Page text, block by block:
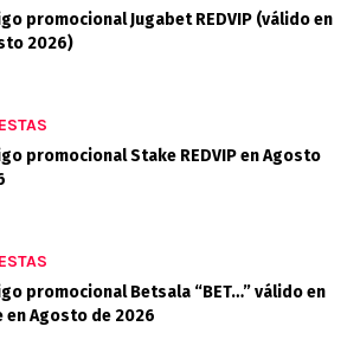
promocional Jugabet REDVIP (válido en
2026)
promocional Stake REDVIP en Agosto
promocional Betsala “BET…” válido en
en Agosto de 2026